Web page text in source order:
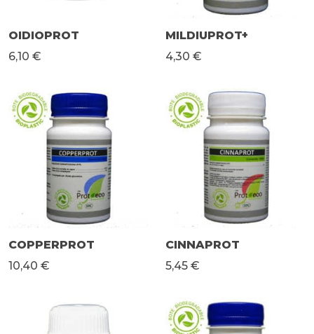
OIDIOPROT
6,10 €
MILDIUPROT+
4,30 €
COPPERPROT
10,40 €
CINNAPROT
5,45 €